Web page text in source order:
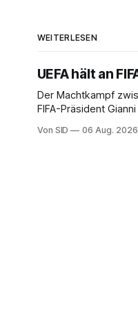
WEITERLESEN
UEFA hält an
Der Machtkampf
FIFA-Präsident
Von SID 06 Aug. 2026